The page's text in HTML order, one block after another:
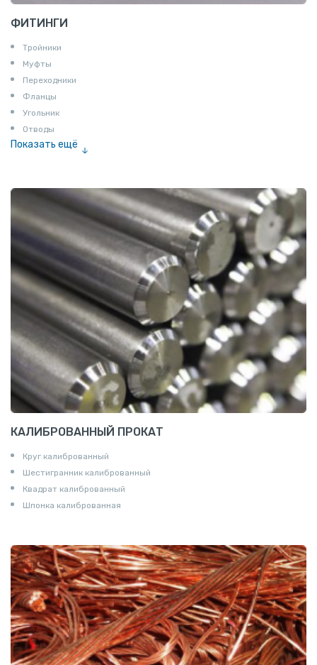
ФИТИНГИ
Тройники
Муфты
Переходники
Фланцы
Угольник
Отводы
Показать ещё
Соединение «американка»
Штуцеры
Сгоны
Удлинители для труб
Крестовины
Контргайки
КАЛИБРОВАННЫЙ ПРОКАТ
Круг калиброванный
Шестигранник калиброванный
Квадрат калиброванный
Шпонка калиброванная